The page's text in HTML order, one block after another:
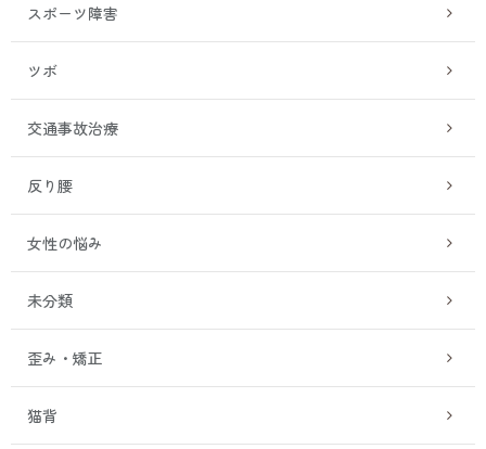
スポーツ障害
ツボ
交通事故治療
反り腰
女性の悩み
未分類
歪み・矯正
猫背